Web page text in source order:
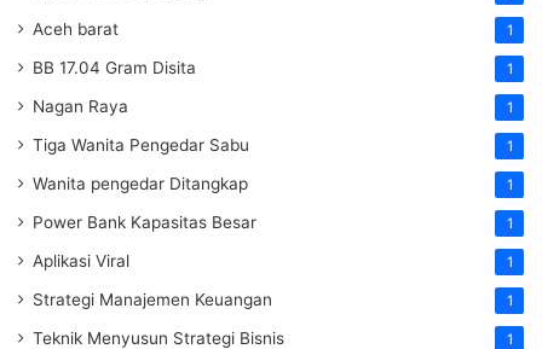
Aceh barat 1
BB 17.04 Gram Disita 1
Nagan Raya 1
Tiga Wanita Pengedar Sabu 1
Wanita pengedar Ditangkap 1
Power Bank Kapasitas Besar 1
Aplikasi Viral 1
Strategi Manajemen Keuangan 1
Teknik Menyusun Strategi Bisnis 1